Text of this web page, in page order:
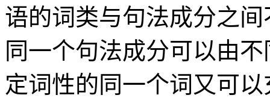
语的词类与句法成分之
同一个句法成分可以由
定词性的同一个词又可